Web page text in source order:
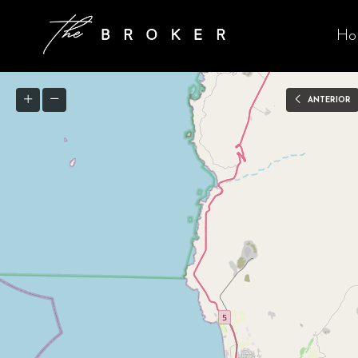
ANTERIOR